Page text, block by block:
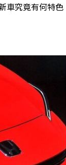
車究竟有何特色